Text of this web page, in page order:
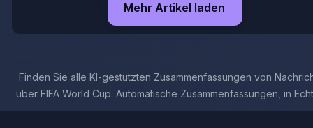
Mehr Artikel laden
Finden Sie alle KI-gestützten Zusammenfassungen von
über FIFA World Cup. Automatische Zusammenfassungen, in